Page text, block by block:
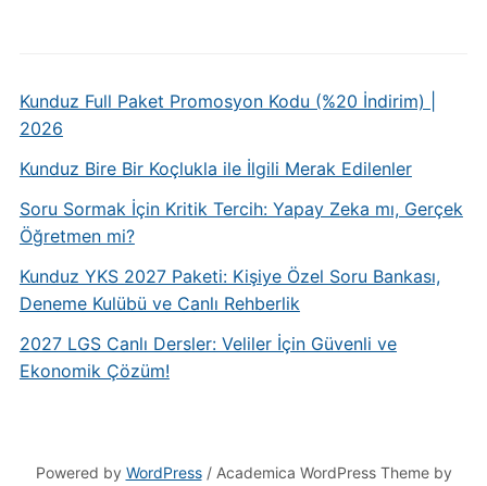
Kunduz Full Paket Promosyon Kodu (%20 İndirim) |
2026
Kunduz Bire Bir Koçlukla ile İlgili Merak Edilenler
Soru Sormak İçin Kritik Tercih: Yapay Zeka mı, Gerçek
Öğretmen mi?
Kunduz YKS 2027 Paketi: Kişiye Özel Soru Bankası,
Deneme Kulübü ve Canlı Rehberlik
2027 LGS Canlı Dersler: Veliler İçin Güvenli ve
Ekonomik Çözüm!
Powered by WordPress/ Academica WordPress Theme by